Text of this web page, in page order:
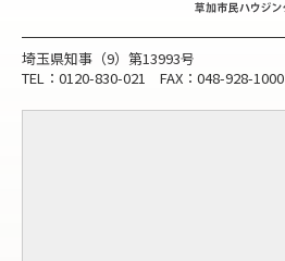
埼玉県知事（9）第13993号
TEL：0120-830-021 FAX：048-928-1000